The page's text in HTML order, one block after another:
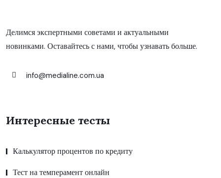
Делимся экспертными советами и актуальными
новинками. Оставайтесь с нами, чтобы узнавать больше.
info@medialine.com.ua
Интересные тесты
Калькулятор процентов по кредиту
Тест на темперамент онлайн